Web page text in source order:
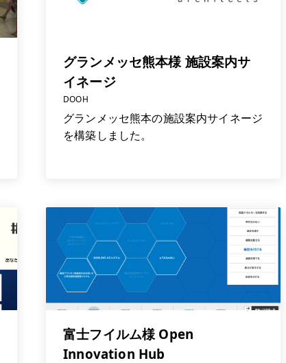
グランメッセ熊本様 施設案内サ
イネージ
DOOH
グランメッセ熊本の施設案内サイネージ
を構築しました。
富士フイルム様 Open
Innovation Hub